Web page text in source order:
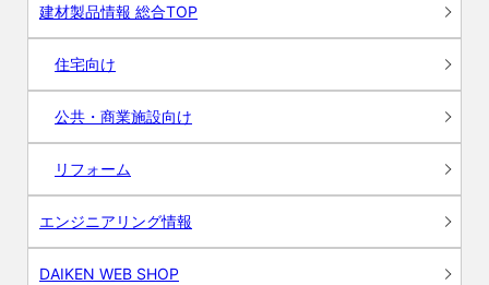
建材製品情報 総合TOP
住宅向け
公共・商業施設向け
リフォーム
エンジニアリング情報
DAIKEN WEB SHOP